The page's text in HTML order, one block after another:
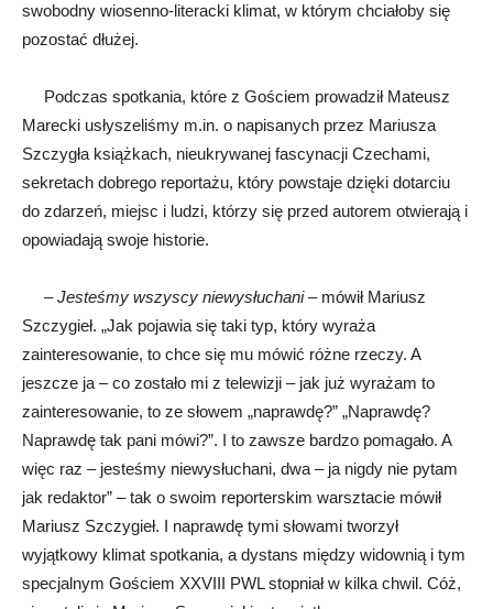
swobodny wiosenno-literacki klimat, w którym chciałoby się
pozostać dłużej.
Podczas spotkania, które z Gościem prowadził Mateusz
Marecki usłyszeliśmy m.in. o napisanych przez Mariusza
Szczygła książkach, nieukrywanej fascynacji Czechami,
sekretach dobrego reportażu, który powstaje dzięki dotarciu
do zdarzeń, miejsc i ludzi, którzy się przed autorem otwierają i
opowiadają swoje historie.
–Jesteśmy wszyscy niewysłuchani– mówił Mariusz
Szczygieł. „Jak pojawia się taki typ, który wyraża
zainteresowanie, to chce się mu mówić różne rzeczy. A
jeszcze ja – co zostało mi z telewizji – jak już wyrażam to
zainteresowanie, to ze słowem „naprawdę?” „Naprawdę?
Naprawdę tak pani mówi?”. I to zawsze bardzo pomagało. A
więc raz – jesteśmy niewysłuchani, dwa – ja nigdy nie pytam
jak redaktor” – tak o swoim reporterskim warsztacie mówił
Mariusz Szczygieł. I naprawdę tymi słowami tworzył
wyjątkowy klimat spotkania, a dystans między widownią i tym
specjalnym Gościem XXVIII PWL stopniał w kilka chwil. Cóż,